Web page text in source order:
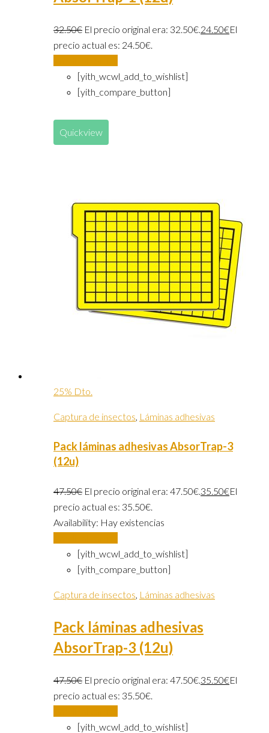
32.50€ El precio original era: 32.50€.24.50€El
precio actual es: 24.50€.
[yith_wcwl_add_to_wishlist]
[yith_compare_button]
Quickview
25% Dto.
Captura de insectos, Láminas adhesivas
Pack láminas adhesivas AbsorTrap-3
(12u)
47.50€ El precio original era: 47.50€. 35.50€El
precio actual es: 35.50€.
Availability: Hay existencias
[yith_wcwl_add_to_wishlist]
[yith_compare_button]
Captura de insectos Láminas adhesivas
Pack láminas adhesivas
AbsorTrap-3 (12u)
47.50€ El precio original era: 47.50€. 35.50€El
precio actual es: 35.50€.
[yith_wcwl_add_to_wishlist]